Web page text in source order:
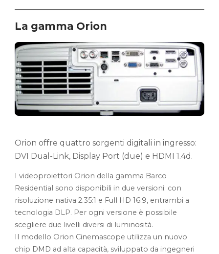
La gamma Orion
Orion offre quattro sorgenti digitali in ingresso:
DVI Dual-Link, Display Port (due) e HDMI 1.4d.
I videoproiettori Orion della gamma Barco
Residential sono disponibili in due versioni: con
risoluzione nativa 2.35:1 e Full HD 16:9, entrambi a
tecnologia DLP. Per ogni versione è possibile
scegliere due livelli diversi di luminosità.
Il modello Orion Cinemascope utilizza un nuovo
chip DMD ad alta capacità, sviluppato da ingegneri